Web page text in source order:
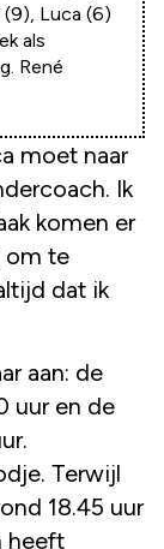
(9), Luca (6)
als
René
Ik
komen er
om te
dat ik
aan: de
uur en de
Terwijl
18.45 uur
heeft